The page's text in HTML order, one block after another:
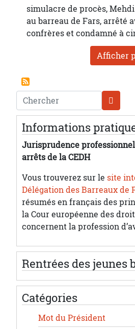
simulacre de procès,
au barreau de Fars, arrêté
confrères et condamné à
Afficher
Chercher
Informations
Jurisprudence
arrêts de la CEDH
Vous trouverez sur le site
Délégation des Barreaux de
résumés en français des
la Cour européenne des
concernent la profession
Rentrées des jeunes
Catégories
Mot du Président